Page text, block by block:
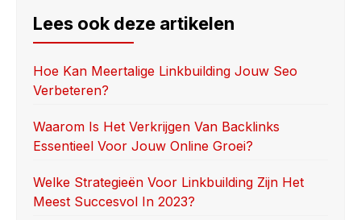
e
b
o
o
k
o
d
o
n
e
Lees ook deze artikelen
Hoe Kan Meertalige Linkbuilding Jouw Seo
Verbeteren?
Waarom Is Het Verkrijgen Van Backlinks
Essentieel Voor Jouw Online Groei?
Welke Strategieën Voor Linkbuilding Zijn Het
Meest Succesvol In 2023?